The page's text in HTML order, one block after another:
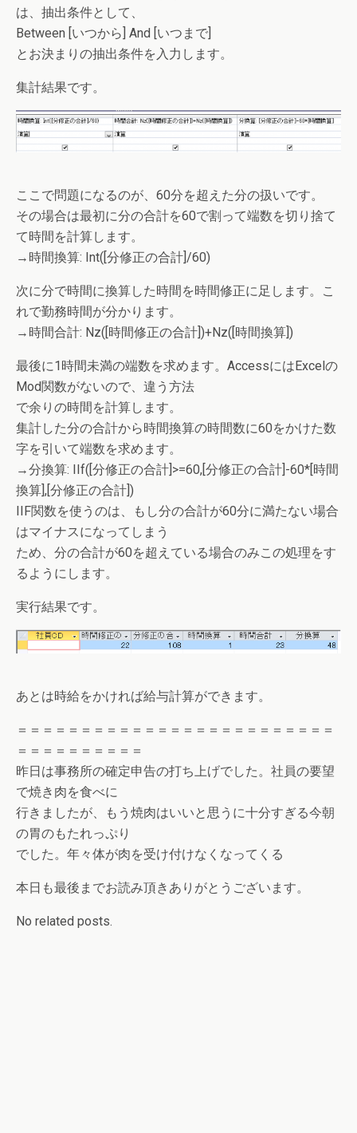
は、抽出条件として、
Between [いつから] And [いつまで]
とお決まりの抽出条件を入力します。
集計結果です。
ここで問題になるのが、60分を超えた分の扱いです。
その場合は最初に分の合計を60で割って端数を切り捨て
て時間を計算します。
→時間換算: Int([分修正の合計]/60)
次に分で時間に換算した時間を時間修正に足します。こ
れで勤務時間が分かります。
→時間合計: Nz([時間修正の合計])+Nz([時間換算])
最後に1時間未満の端数を求めます。AccessにはExcelの
Mod関数がないので、違う方法
で余りの時間を計算します。
集計した分の合計から時間換算の時間数に60をかけた数
字を引いて端数を求めます。
→分換算: IIf([分修正の合計]>=60,[分修正の合計]-60*[時間
換算],[分修正の合計])
IIF関数を使うのは、もし分の合計が60分に満たない場合
はマイナスになってしまう
ため、分の合計が60を超えている場合のみこの処理をす
るようにします。
実行結果です。
あとは時給をかければ給与計算ができます。
＝＝＝＝＝＝＝＝＝＝＝＝＝＝＝＝＝＝＝＝＝＝＝＝＝
＝＝＝＝＝＝＝＝＝＝
昨日は事務所の確定申告の打ち上げでした。社員の要望
で焼き肉を食べに
行きましたが、もう焼肉はいいと思うに十分すぎる今朝
の胃のもたれっぷり
でした。年々体が肉を受け付けなくなってくる
本日も最後までお読み頂きありがとうございます。
No related posts.